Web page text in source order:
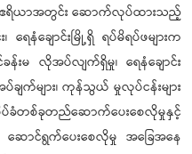
ေဧရိယာအတွင်း ဆောက်လုပ်ထားသည့်
နံချောင်းမြို့ရှိ ရပ်မိရပ်ဖများက
းမ လိုအပ်လျက်ရှိမှု၊ ရေနံချောင်း
က်များ၊ ကုန်သွယ် မှုလုပ်ငန်းများ
တည်ဆောက်ပေးစေလိုမှုနှင့်
း ဆောင်ရွက်ပေးစေလိုမှု အခြေအနေ